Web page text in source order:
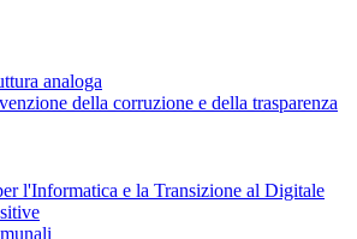
analoga
della corruzione e della trasparenza
l'Informatica e la Transizione al Digitale